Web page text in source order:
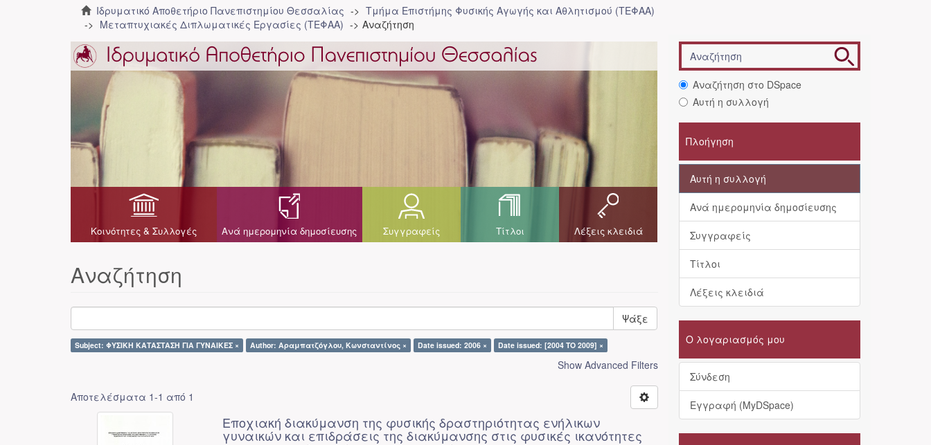
Ιδρυματικό Αποθετήριο Πανεπιστημίου Θεσσαλίας
Τμήμα Επιστήμης Φυσικής Αγωγής και Αθλητισμού (ΤΕΦΑΑ)
Μεταπτυχιακές Διπλωματικές Εργασίες (ΤΕΦΑΑ)
Αναζήτηση
Κοινότητες & Συλλογές Ανά ημερομηνία δημοσίευσης Συγγραφείς Τίτλοι Λέξεις κλειδιά
Αναζήτηση
Ψάξε
Subject: ΦΥΣΙΚΗ ΚΑΤΑΣΤΑΣΗ ΓΙΑ ΓΥΝΑΙΚΕΣ × Author: Αραμπατζόγλου, Κωνσταντίνος × Date issued: 2006 × Date issued: [2004 TO 2009] ×
Show Advanced Filters
Αποτελέσματα 1-1 από 1
Εποχιακή διακύμανση της φυσικής δραστηριότητας ενήλικων
γυναικών και επιδράσεις της διακύμανσης στις φυσικές ικανότητες
Αναζήτηση στο DSpace
Αυτή η συλλογή
Πλοήγηση
Αυτή η συλλογή
Ανά ημερομηνία δημοσίευσης
Συγγραφείς
Τίτλοι
Λέξεις κλειδιά
Ο λογαριασμός μου
Σύνδεση
Εγγραφή (MyDSpace)